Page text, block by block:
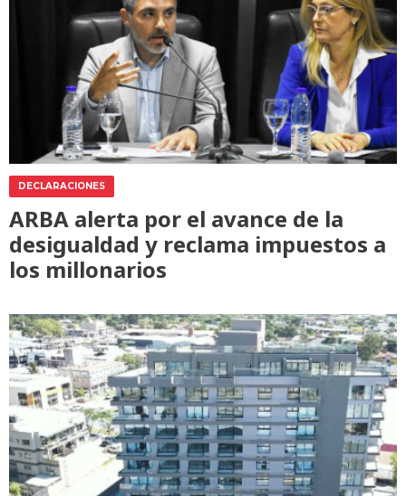
DECLARACIONES
ARBA alerta por el avance de la
desigualdad y reclama impuestos a
los millonarios